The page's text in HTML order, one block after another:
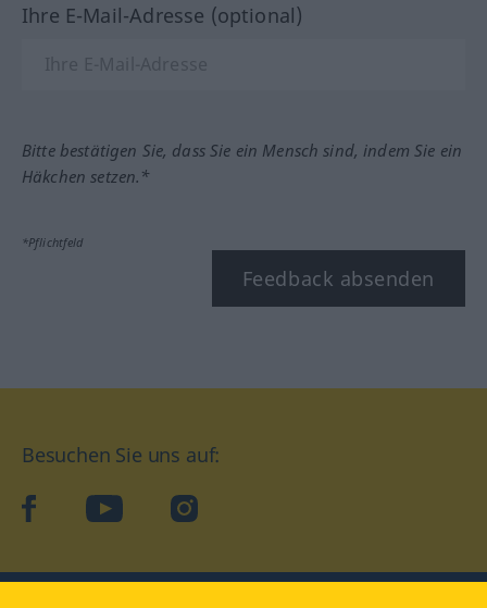
Ihre E-Mail-Adresse (optional)
Bitte bestätigen Sie, dass Sie ein Mensch sind, indem Sie ein
Häkchen setzen.*
*Pflichtfeld
Feedback absenden
Besuchen Sie uns auf:
facebookYouTube Instagram